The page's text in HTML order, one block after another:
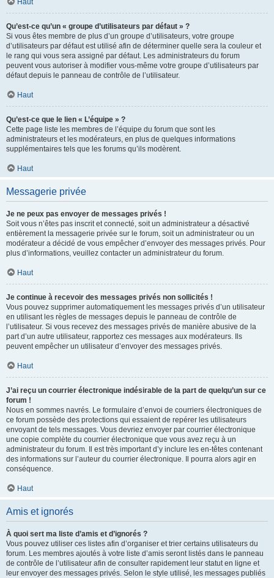
Haut
Qu’est-ce qu’un « groupe d’utilisateurs par défaut » ?
Si vous êtes membre de plus d’un groupe d’utilisateurs, votre groupe
d’utilisateurs par défaut est utilisé afin de déterminer quelle sera la couleur et
le rang qui vous sera assigné par défaut. Les administrateurs du forum
peuvent vous autoriser à modifier vous-même votre groupe d’utilisateurs par
défaut depuis le panneau de contrôle de l’utilisateur.
Haut
Qu’est-ce que le lien « L’équipe » ?
Cette page liste les membres de l’équipe du forum que sont les
administrateurs et les modérateurs, en plus de quelques informations
supplémentaires tels que les forums qu’ils modèrent.
Haut
Messagerie privée
Je ne peux pas envoyer de messages privés !
Soit vous n’êtes pas inscrit et connecté, soit un administrateur a désactivé
entièrement la messagerie privée sur le forum, soit un administrateur ou un
modérateur a décidé de vous empêcher d’envoyer des messages privés. Pour
plus d’informations, veuillez contacter un administrateur du forum.
Haut
Je continue à recevoir des messages privés non sollicités !
Vous pouvez supprimer automatiquement les messages privés d’un utilisateur
en utilisant les règles de messages depuis le panneau de contrôle de
l’utilisateur. Si vous recevez des messages privés de manière abusive de la
part d’un autre utilisateur, rapportez ces messages aux modérateurs. Ils
peuvent empêcher un utilisateur d’envoyer des messages privés.
Haut
J’ai reçu un courrier électronique indésirable de la part de quelqu’un sur ce
forum !
Nous en sommes navrés. Le formulaire d’envoi de courriers électroniques de
ce forum possède des protections qui essaient de repérer les utilisateurs
envoyant de tels messages. Vous devriez envoyer par courrier électronique
une copie complète du courrier électronique que vous avez reçu à un
administrateur du forum. Il est très important d’y inclure les en-têtes contenant
des informations sur l’auteur du courrier électronique. Il pourra alors agir en
conséquence.
Haut
Amis et ignorés
À quoi sert ma liste d’amis et d’ignorés ?
Vous pouvez utiliser ces listes afin d’organiser et trier certains utilisateurs du
forum. Les membres ajoutés à votre liste d’amis seront listés dans le panneau
de contrôle de l’utilisateur afin de consulter rapidement leur statut en ligne et
leur envoyer des messages privés. Selon le style utilisé, les messages publiés